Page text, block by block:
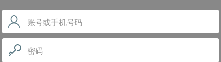
账号或手机号码
密码